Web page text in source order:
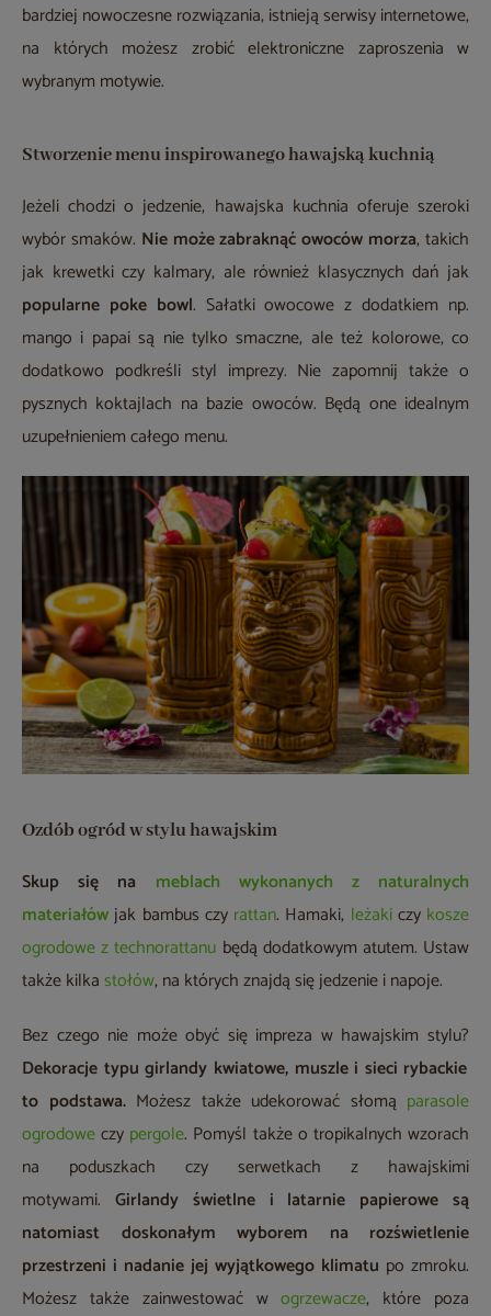
bardziej nowoczesne rozwiązania, istnieją serwisy internetowe,
na których możesz zrobić elektroniczne zaproszenia w
wybranym motywie.
Stworzenie menu inspirowanego hawajską kuchnią
Jeżeli chodzi o jedzenie, hawajska kuchnia oferuje szeroki
wybór smaków. Nie może zabraknąć owoców morza, takich
jak krewetki czy kalmary, ale również klasycznych dań jak
popularne poke bowl. Sałatki owocowe z dodatkiem np.
mango i papai są nie tylko smaczne, ale też kolorowe, co
dodatkowo podkreśli styl imprezy. Nie zapomnij także o
pysznych koktajlach na bazie owoców. Będą one idealnym
uzupełnieniem całego menu.
Ozdób ogród w stylu hawajskim
Skup się na meblach wykonanych z naturalnych
materiałówjak bambus czy rattan. Hamaki, leżakiczy kosze
ogrodowe z technorattanu będą dodatkowym atutem. Ustaw
także kilkastołów, na których znajdą się jedzenie i napoje.
Bez czego nie może obyć się impreza w hawajskim stylu?
Dekoracje typu girlandy kwiatowe, muszle i sieci rybackie
to podstawa.Możesz także udekorować słomą parasole
ogrodoweczy pergole. Pomyśl także o tropikalnych wzorach
na poduszkach czy serwetkach z hawajskimi
motywami. Girlandy świetlne i latarnie papierowe są
natomiast doskonałym wyborem na rozświetlenie
przestrzeni i nadanie jej wyjątkowego klimatu po zmroku.
Możesz także zainwestować wogrzewacze, które poza